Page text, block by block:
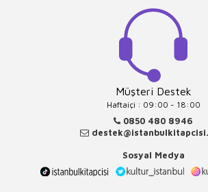
Müşteri Destek
Haftaiçi : 09:00 - 18:00
0850 480 8946
Sosyal Medya